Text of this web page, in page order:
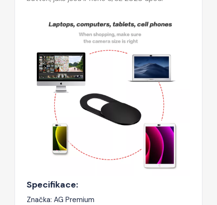
Specifikace:
Značka: AG Premium